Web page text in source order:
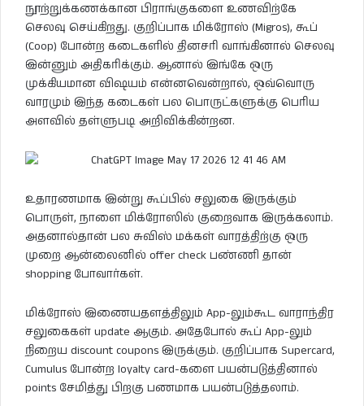
நூற்றுக்கணக்கான பிராங்குகளை உணவிற்கே
செலவு செய்கிறது. குறிப்பாக மிக்ரோஸ் (Migros), கூப்
(Coop) போன்ற கடைகளில் தினசரி வாங்கினால் செலவு
இன்னும் அதிகரிக்கும். ஆனால் இங்கே ஒரு
முக்கியமான விஷயம் என்னவென்றால், ஒவ்வொரு
வாரமும் இந்த கடைகள் பல பொருட்களுக்கு பெரிய
அளவில் தள்ளுபடி அறிவிக்கின்றன.
உதாரணமாக இன்று கூப்பில் சலுகை இருக்கும்
பொருள், நாளை மிக்ரோஸில் குறைவாக இருக்கலாம்.
அதனால்தான் பல சுவிஸ் மக்கள் வாரத்திற்கு ஒரு
முறை ஆன்லைனில் offer check பண்ணி தான்
shopping போவார்கள்.
மிக்ரோஸ் இணையதளத்திலும் App-லும்கூட வாராந்திர
சலுகைகள் update ஆகும். அதேபோல் கூப் App-லும்
நிறைய discount coupons இருக்கும். குறிப்பாக Supercard,
Cumulus போன்ற loyalty card-களை பயன்படுத்தினால்
points சேமித்து பிறகு பணமாக பயன்படுத்தலாம்.